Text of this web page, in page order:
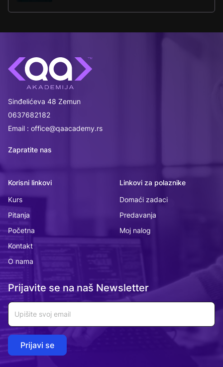
Sinđelićeva 48 Zemun
0637682182
Email : office@qaacademy.rs
Zapratite nas
Korisni linkovi
Kurs
Pitanja
Početna
Kontakt
O nama
Linkovi za polaznike
Domaći zadaci
Predavanja
Moj nalog
Prijavite se na naš Newsletter
Email
Email
Email
Prijavi se